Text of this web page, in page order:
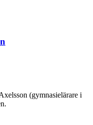
(gymnasielärare i